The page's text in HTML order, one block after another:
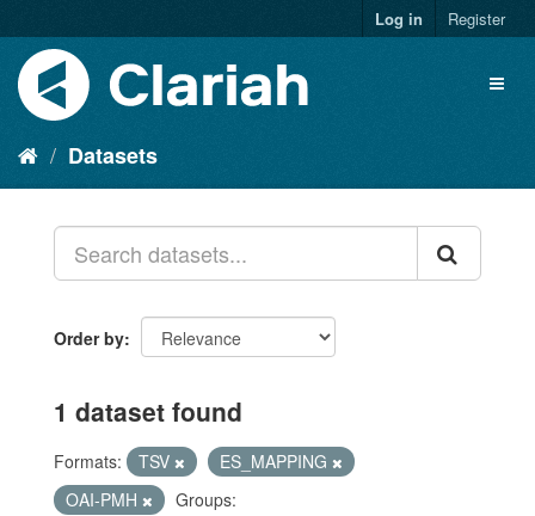
Log in Register
Datasets
Order by
1 dataset found
Formats: TSV
ES_MAPPING
OAI-PMH
Groups: